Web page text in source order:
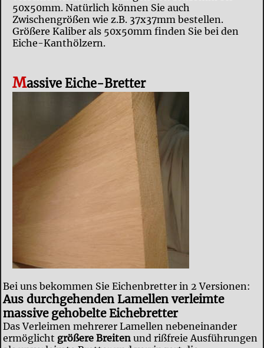
50x50mm. Natürlich können Sie auch
Zwischengrößen wie z.B. 37x37mm bestellen.
Größere Kaliber als 50x50mm finden Sie bei den
Eiche-Kanthölzern.
Massive Eiche-Bretter
Bei uns bekommen Sie Eichenbretter in 2 Versionen:
Aus durchgehenden Lamellen verleimte
massive gehobelte Eichebretter
Das Verleimen mehrerer Lamellen nebeneinander
ermöglicht größere Breitenund rißfreie Ausführungen